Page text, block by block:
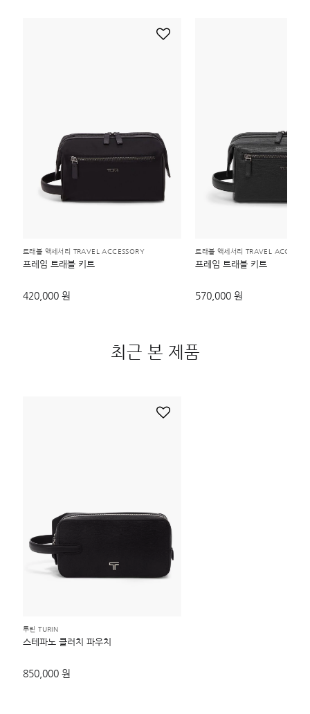
트래블 액세서리 TRAVEL ACCESSORY
프레임 트래블 키트
420,000 원
트래블 액세서리 TRAVEL
프레임 트래블 키트
570,000 원
최근 본 제품
투린 TURIN
스테파노 클러치 파우치
850,000 원